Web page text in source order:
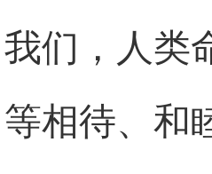
我们，人类
等相待、和